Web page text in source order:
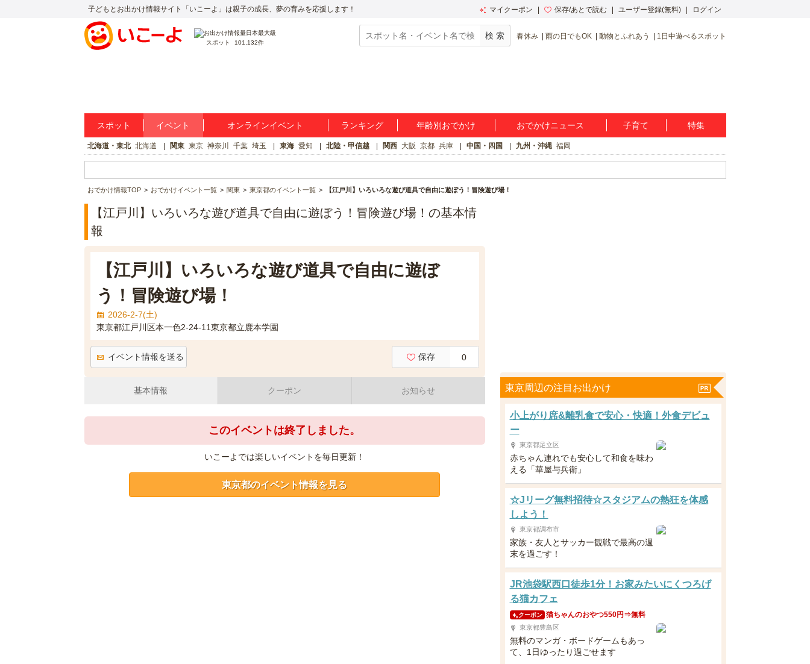
子どもとお出かけ情報サイト「いこーよ」は親子の成長、夢の育みを応援します！ マイクーポン 保存/あとで読む ユーザー登録(無料) ログイン
スポット 101,132件
春休み 雨の日でもOK 動物とふれあう 1日中遊べるスポット
スポット イベント オンラインイベント ランキング 年齢別おでかけ おでかけニュース 子育て 特集
北海道・東北 北海道 関東 東京 神奈川 千葉 埼玉 東海 愛知 北陸・甲信越 関西 大阪 京都 兵庫 中国・四国 九州・沖縄 福岡
おでかけ情報TOP おでかけイベント一覧 関東 東京都のイベント一覧 【江戸川】いろいろな遊び道具で自由に遊ぼう！冒険遊び場！
【江戸川】いろいろな遊び道具で自由に遊ぼう！冒険遊び場！の基本情
報
【江戸川】いろいろな遊び道具で自由に遊ぼ
う！冒険遊び場！
2026-2-7(土)
東京都江戸川区本一色2-24-11東京都立鹿本学園
イベント情報を送る 保存 0
基本情報 クーポン お知らせ
このイベントは終了しました。
いこーよでは楽しいイベントを毎日更新！
東京都のイベント情報を見る
東京周辺の注目お出かけ
小上がり席&離乳食で安心・快適！外食デビュ
ー
東京都足立区
赤ちゃん連れでも安心して和食を味わ
える「華屋与兵衛」
☆Jリーグ無料招待☆スタジアムの熱狂を体感
しよう！
東京都調布市
家族・友人とサッカー観戦で最高の週
末を過ごす！
JR池袋駅西口徒歩1分！お家みたいにくつろげ
る猫カフェ
クーポン 猫ちゃんのおやつ550円⇒無料
東京都豊島区
無料のマンガ・ボードゲームもあっ
て、1日ゆったり過ごせます